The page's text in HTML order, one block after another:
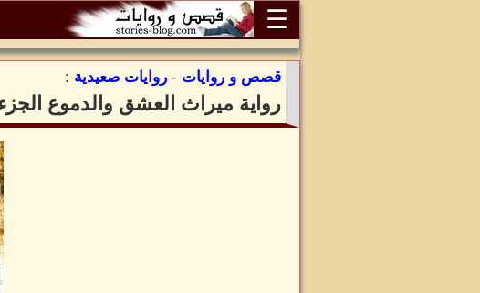
☰
قصص و روايات - روايات صعيدية :
رواية ميراث العشق والدموع